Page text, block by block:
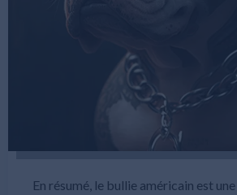
En résumé, le bullie américain est